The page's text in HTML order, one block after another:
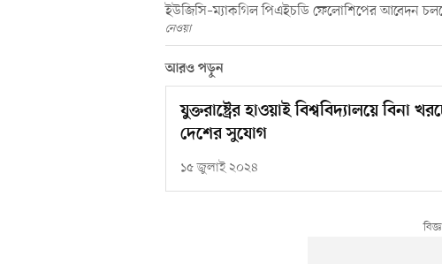
ইউজিসি–ম্যাকগিল পিএইচডি ফেলোশিপের আবেদন
নেওয়া
আরও পড়ুন
যুক্তরাষ্ট্রের হাওয়াই বিশ্ববিদ্যালয়ে বিনা
দেশের সুযোগ
১৫ জুলাই ২০২৪